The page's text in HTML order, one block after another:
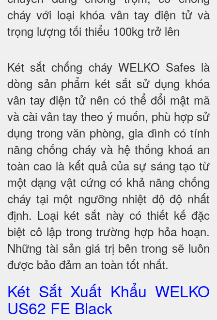
cháy với loại khóa vân tay điện tử và
trọng lượng tối thiểu 100kg trở lên
Két sắt chống cháy WELKO Safes là
dòng sản phẩm két sắt sử dụng khóa
vân tay điện tử nên có thể đổi mật mã
và cài vân tay theo ý muốn, phù hợp sử
dụng trong văn phòng, gia đình có tính
năng chống cháy và hệ thống khoá an
toàn cao là kết quả của sự sáng tạo từ
một dạng vật cứng có khả năng chống
cháy tại một ngưỡng nhiệt độ độ nhất
định. Loại két sắt này có thiết kế đặc
biệt cô lập trong trường hợp hỏa hoạn.
Những tài sản giá trị bên trong sẽ luôn
được bảo đảm an toàn tốt nhất.
Két Sắt Xuất Khẩu WELKO
US62 FE Black